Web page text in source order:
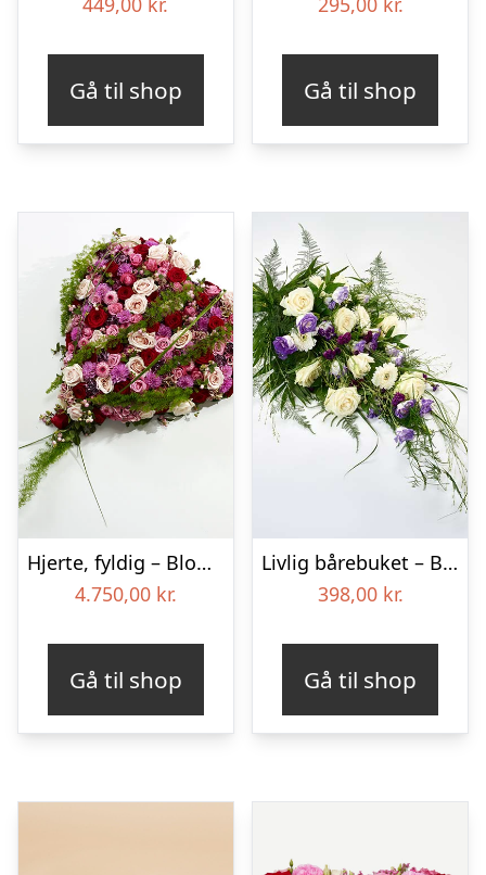
Gå til shop Gå til shop
Hjerte, fyldig – Blomster til begravelse
4.750,00 kr.
Gå til shop
Livlig bårebuket – Blomster til begravelse
398,00 kr.
Gå til shop